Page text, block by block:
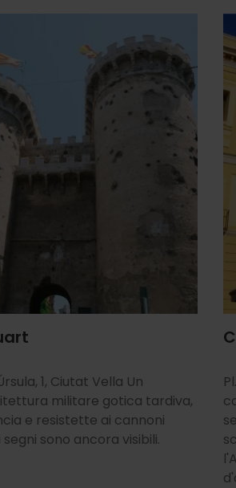
1, Ciutat Vella Un
militare gotica tardiva,
e resistette ai cannoni
sono ancora visibili.